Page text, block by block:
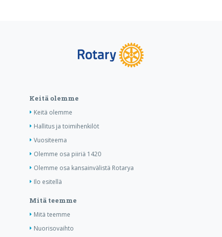
Keitä olemme
Keitä olemme
Hallitus ja toimihenkilöt
Vuositeema
Olemme osa piiriä 1420
Olemme osa kansainvälistä Rotarya
Ilo esitellä
Mitä teemme
Mitä teemme
Nuorisovaihto